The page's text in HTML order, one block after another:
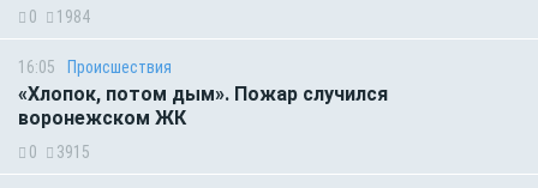
0 1984
16:05 Происшествия
«Хлопок, потом дым». Пожар случился
воронежском ЖК
0 3915